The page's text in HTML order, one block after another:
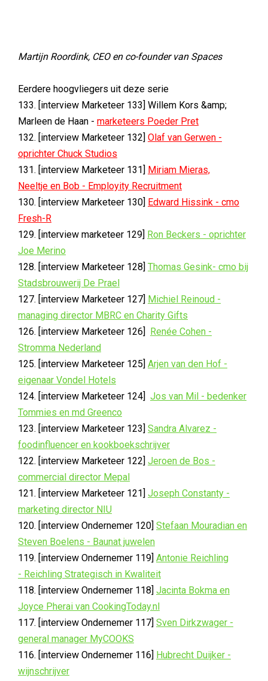
Martijn Roordink, CEO en co-founder van Spaces
Eerdere hoogvliegers uit deze serie
133. [interview Marketeer 133] Willem Kors &amp;
Marleen de Haan - marketeers Poeder Pret
132. [interview Marketeer 132] Olaf van Gerwen -
oprichter Chuck Studios
131. [interview Marketeer 131] Miriam Mieras,
Neeltje en Bob - Employity Recruitment
130. [interview Marketeer 130] Edward Hissink - cmo
Fresh-R
129. [interview marketeer 129] Ron Beckers - oprichter
Joe Merino
128. [interview Marketeer 128] Thomas Gesink- cmo bij
Stadsbrouwerij De Prael
127. [interview Marketeer 127] Michiel Reinoud -
managing director MBRC en Charity Gifts
126. [interview Marketeer 126] Renée Cohen -
Stromma Nederland
125. [interview Marketeer 125] Arjen van den Hof -
eigenaar Vondel Hotels
124. [interview Marketeer 124] Jos van Mil - bedenker
Tommies en md Greenco
123. [interview Marketeer 123] Sandra Alvarez -
foodinfluencer en kookboekschrijver
122. [interview Marketeer 122] Jeroen de Bos -
commercial director Mepal
121. [interview Marketeer 121] Joseph Constanty -
marketing director NIU
120. [interview Ondernemer 120] Stefaan Mouradian en
Steven Boelens - Baunat juwelen
119. [interview Ondernemer 119] Antonie Reichling
- Reichling Strategisch in Kwaliteit
118. [interview Ondernemer 118] Jacinta Bokma en
Joyce Pherai van CookingToday.nl
117. [interview Ondernemer 117] Sven Dirkzwager -
general manager MyCOOKS
116. [interview Ondernemer 116] Hubrecht Duijker -
wijnschrijver